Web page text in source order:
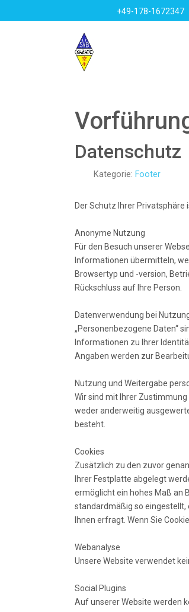
+49-178-1672347
Datenschutz
Kategorie: Footer
Der Schutz Ihrer
Anonyme Nutzung
Für den Besuch unserer
Informationen übermitteln,
Browsertyp und -version,
Rückschluss auf Ihre Person.
Datenverwendung bei
„Personenbezogene Daten“
Informationen zu Ihrer
Angaben werden zur
Nutzung und Weitergabe
Wir sind mit Ihrer
weder anderweitig
besteht.
Cookies
Zusätzlich zu den zuvor
Ihrer Festplatte abgelegt
ermöglicht ein hohes Maß an
standardmäßig so eingestellt,
Ihnen erfragt. Wenn Sie
Webanalyse
Unsere Website verwendet
Social Plugins
Auf unserer Website werden